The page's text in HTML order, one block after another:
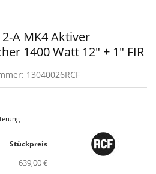
A MK4 Aktiver
1400 Watt 12" + 1" FIR
13040026RCF
Stückpreis
639,00 €